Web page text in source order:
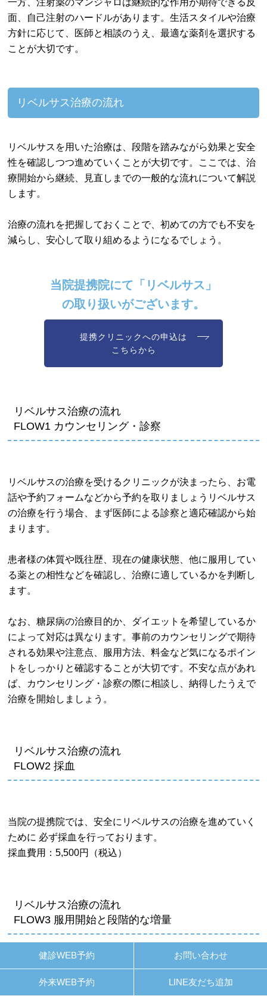
健診WEB予約 お問い合わせ
外来WEB予約 LINE友だち追加
面、自己注射のハードルがあります。生活スタイルや治療
方針に応じて、医師と相談のうえ、最適な薬剤を選択する
ことが大切です。
リベルサス治療の流れ
リベルサスを用いた治療は、段階を踏みながら効果と安全
性を確認しつつ進めていくことが大切です。ここでは、治
療開始から継続、見直しまでの一般的な流れについて解説
します。
治療の流れを把握しておくことで、初めての方でも不安を
減らし、安心して取り組めるようになるでしょう。
当院提携院にて「リベルサス」
の取り扱いがございます。
提携クリニックへの申込は
こちらから
リベルサス治療の流れ
FLOW1 カウンセリング・診察
リベルサスの治療を受けるクリニックが決まったら、お電
話や予約フォームなどから予約を取りましょうリベルサス
の治療を行う場合、まず医師による診察と適応確認から始
まります。
患者様の体質や既往歴、現在の健康状態、他に服用してい
る薬との相性などを確認し、治療に適しているかを判断し
ます。
なお、糖尿病の治療目的か、ダイエットを希望しているか
によって対応は異なります。事前のカウンセリングで期待
される効果や注意点、服用方法、料金など気になるポイン
トをしっかりと確認することが大切です。不安な点があれ
ば、カウンセリング・診察の際に相談し、納得したうえで
治療を開始しましょう。
リベルサス治療の流れ
FLOW2 採血
当院の提携院では、安全にリベルサスの治療を進めていく
ために 必ず採血を行っております。
採血費用：5,500円（税込）
リベルサス治療の流れ
FLOW3 服用開始と段階的な増量
1リベルサスは、3mgから服用を始め、体の反応を見なが